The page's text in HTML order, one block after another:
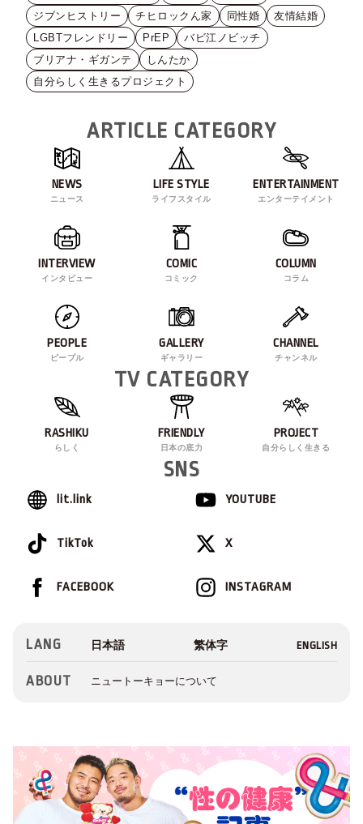
ジブンヒストリー
チヒロックん家 同性婚
友情結婚
LGBTフレンドリー
PrEP
バビ江ノビッチ
ブリアナ・ギガンテ
しんたか
自分らしく生きるプロジェクト
ARTICLE CATEGORY
NEWS
ニュース
LIFE STYLE
ライフスタイル
ENTERTAINMENT
エンターテイメント
INTERVIEW
インタビュー
COMIC
コミック
COLUMN
コラム
PEOPLE
ピープル
GALLERY
ギャラリー
CHANNEL
チャンネル
TV CATEGORY
RASHIKU
らしく
FRIENDLY
日本の底力
PROJECT
自分らしく生きる
SNS
lit.link YOUTUBE
TikTok X
INSTAGRAM
FACEBOOK
LANG
ABOUT ニュートーキョーについて